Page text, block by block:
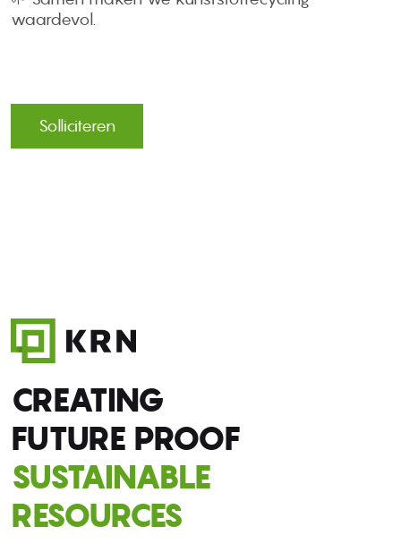
waardevol.
Solliciteren
CREATING
FUTURE PROOF
SUSTAINABLE
RESOURCES